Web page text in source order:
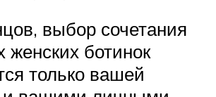
выбор сочетания
женских ботинок
только вашей